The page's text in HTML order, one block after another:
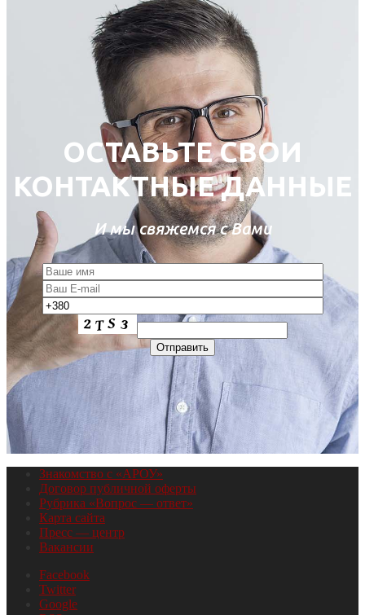
ОСТАВЬТЕ СВОИ
КОНТАКТНЫЕ ДАННЫЕ
И мы свяжемся с Вами
Знакомство с «АРОУ»
Договор публичной оферты
Рубрика «Вопрос — ответ»
Карта сайта
Пресс — центр
Вакансии
Facebook
Twitter
Google